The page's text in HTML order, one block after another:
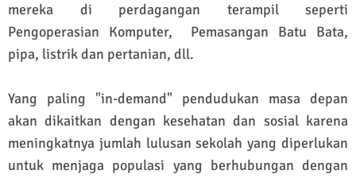
mereka di perdagangan terampil seperti
Pengoperasian Komputer, Pemasangan Batu Bata,
pipa, listrik dan pertanian, dll.
Yang paling "in-demand" pendudukan masa depan
akan dikaitkan dengan kesehatan dan sosial karena
meningkatnya jumlah lulusan sekolah yang diperlukan
untuk menjaga populasi yang berhubungan dengan